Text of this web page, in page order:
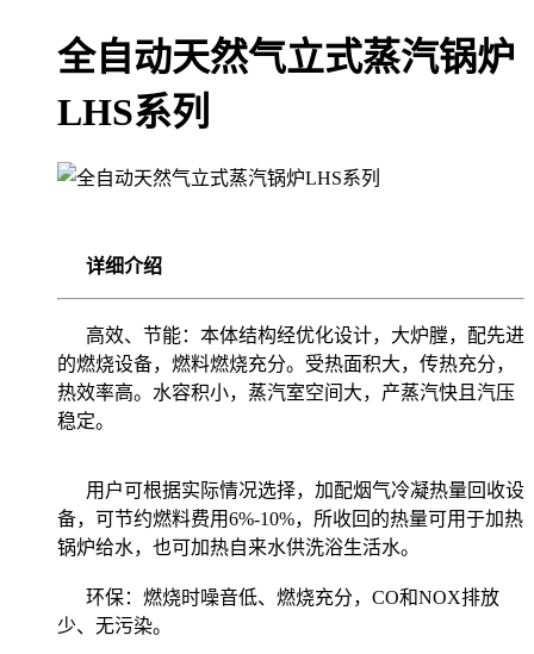
全自动天然气立式蒸汽锅炉
LHS系列
详细介绍
高效、节能：本体结构经优化设计，大炉膛，配先进
的燃烧设备，燃料燃烧充分。受热面积大，传热充分，
热效率高。水容积小，蒸汽室空间大，产蒸汽快且汽压
稳定。
用户可根据实际情况选择，加配烟气冷凝热量回收设
备，可节约燃料费用6%-10%，所收回的热量可用于加热
锅炉给水，也可加热自来水供洗浴生活水。
环保：燃烧时噪音低、燃烧充分，CO和NOX排放
少、无污染。